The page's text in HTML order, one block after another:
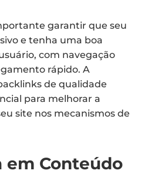
garantir que seu
e tenha uma boa
com navegação
rápido. A
de qualidade
para melhorar a
site nos mecanismos de
em Conteúdo